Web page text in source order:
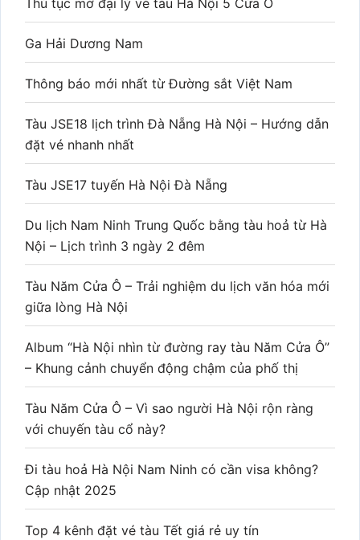
Thủ tục mở đại lý vé tàu Hà Nội 5 Cửa Ô
Ga Hải Dương Nam
Thông báo mới nhất từ Đường sắt Việt Nam
Tàu JSE18 lịch trình Đà Nẵng Hà Nội – Hướng dẫn
đặt vé nhanh nhất
Tàu JSE17 tuyến Hà Nội Đà Nẵng
Du lịch Nam Ninh Trung Quốc bằng tàu hoả từ Hà
Nội – Lịch trình 3 ngày 2 đêm
Tàu Năm Cửa Ô – Trải nghiệm du lịch văn hóa mới
giữa lòng Hà Nội
Album “Hà Nội nhìn từ đường ray tàu Năm Cửa Ô”
– Khung cảnh chuyển động chậm của phố thị
Tàu Năm Cửa Ô – Vì sao người Hà Nội rộn ràng
với chuyến tàu cổ này?
Đi tàu hoả Hà Nội Nam Ninh có cần visa không?
Cập nhật 2025
Top 4 kênh đặt vé tàu Tết giá rẻ uy tín